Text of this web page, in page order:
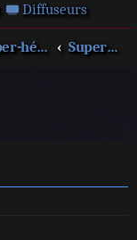
Diffuseurs
Super-héros Superman